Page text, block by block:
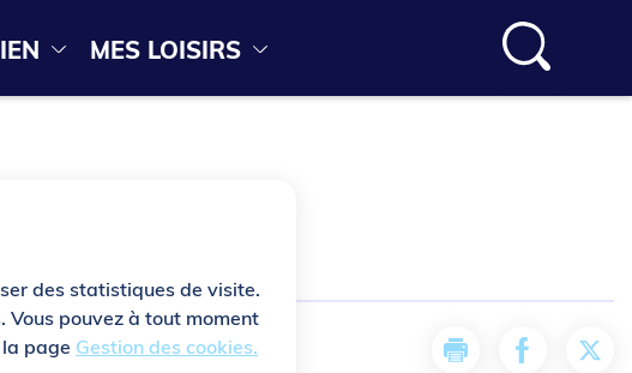
des statistiques de visite.
Vous pouvez à tout moment
page Gestion des cookies.
MES LOISIRS
ImprimerPartager la